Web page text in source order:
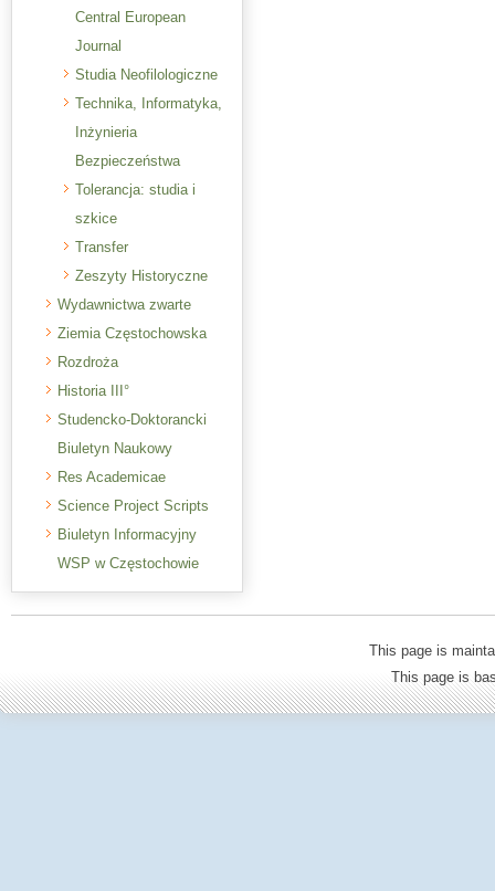
Central European
Journal
Studia Neofilologiczne
Technika, Informatyka,
Inżynieria
Bezpieczeństwa
Tolerancja: studia i
szkice
Transfer
Zeszyty Historyczne
Wydawnictwa zwarte
Ziemia Częstochowska
Rozdroża
Historia III°
Studencko-Doktorancki
Biuletyn Naukowy
Res Academicae
Science Project Scripts
Biuletyn Informacyjny
WSP w Częstochowie
This page is
This page is